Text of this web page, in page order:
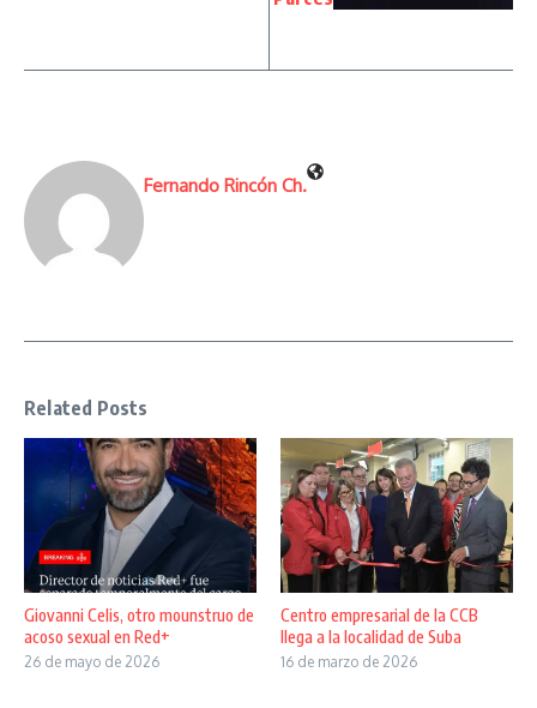
Fernando Rincón Ch.
Related Posts
Giovanni Celis, otro mounstruo de
acoso sexual en Red+
26 de mayo de 2026
Centro empresarial de la CCB
llega a la localidad de Suba
16 de marzo de 2026